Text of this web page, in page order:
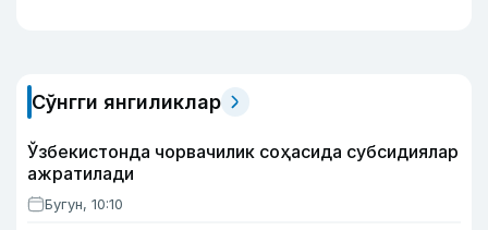
Сўнгги янгиликлар
Ўзбекистонда чорвачилик соҳасида субсидиялар
ажратилади
Бугун, 10:10